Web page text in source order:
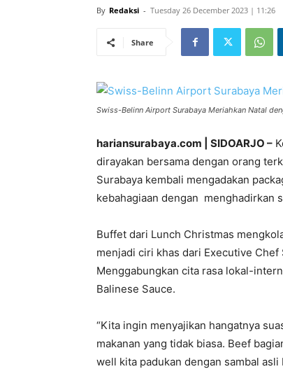
By Redaksi - Tuesday 26 December 2023 | 11:26
Share
Swiss-Belinn Airport Surabaya Meriahkan Natal
hariansurabaya.com | SIDOARJO –
dirayakan bersama dengan orang
Surabaya kembali mengadakan
kebahagiaan dengan menghadirkan
Buffet dari Lunch Christmas
menjadi ciri khas dari Executive
Menggabungkan cita rasa lokal-
Balinese Sauce.
“Kita ingin menyajikan hangatnya
makanan yang tidak biasa. Beef
well kita padukan dengan sambal